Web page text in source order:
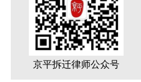
京平拆迁律师公众号